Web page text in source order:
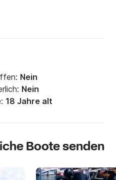
Nein
Nein
18 Jahre alt
Boote senden